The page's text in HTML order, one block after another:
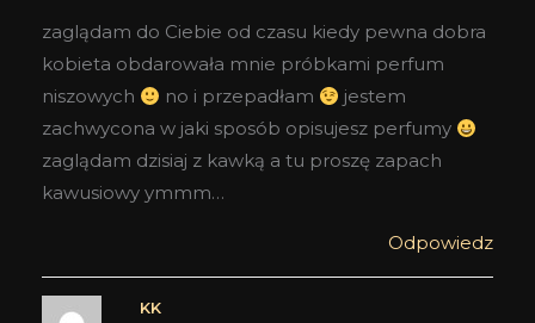
zaglądam do Ciebie od czasu kiedy pewna dobra
kobieta obdarowała mnie próbkami perfum
niszowych
no i przepadłam
jestem
zachwycona w jaki sposób opisujesz perfumy
zaglądam dzisiaj z kawką a tu proszę zapach
kawusiowy ymmm…
Odpowiedz
KK